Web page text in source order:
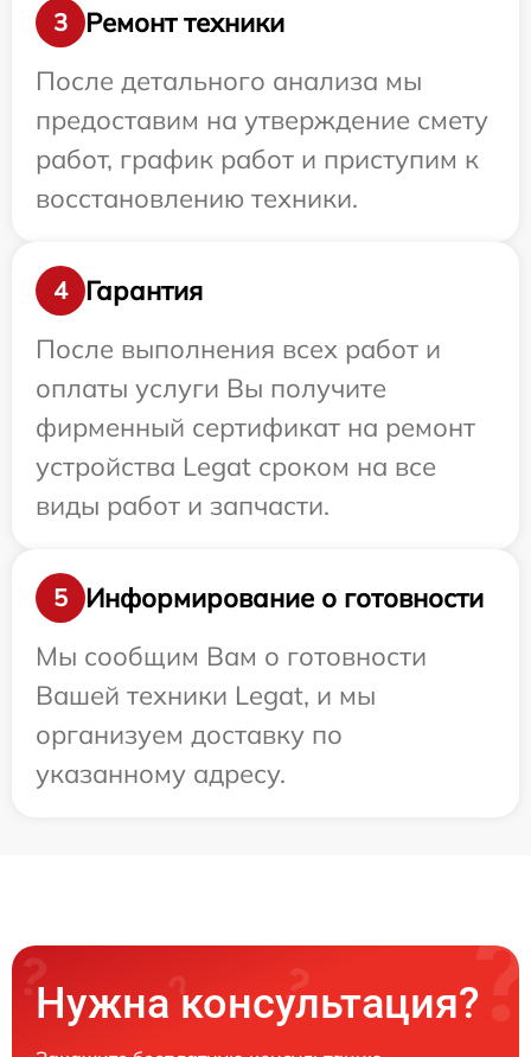
3
Ремонт техники
После детального анализа мы
предоставим на утверждение смету
работ, график работ и приступим к
восстановлению техники.
4
Гарантия
После выполнения всех работ и
оплаты услуги Вы получите
фирменный сертификат на ремонт
устройства Legat сроком на все
виды работ и запчасти.
5
Информирование о готовности
Мы сообщим Вам о готовности
Вашей техники Legat, и мы
организуем доставку по
указанному адресу.
Нужна консультация?